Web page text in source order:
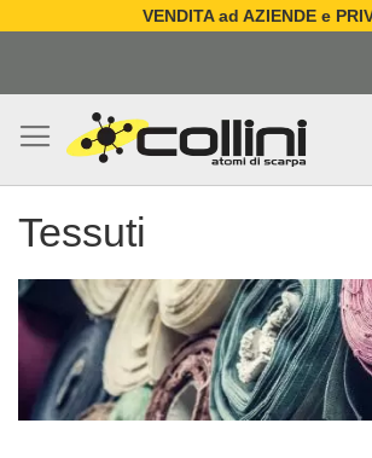
VENDITA ad AZIENDE e
contenuto
Tessuti